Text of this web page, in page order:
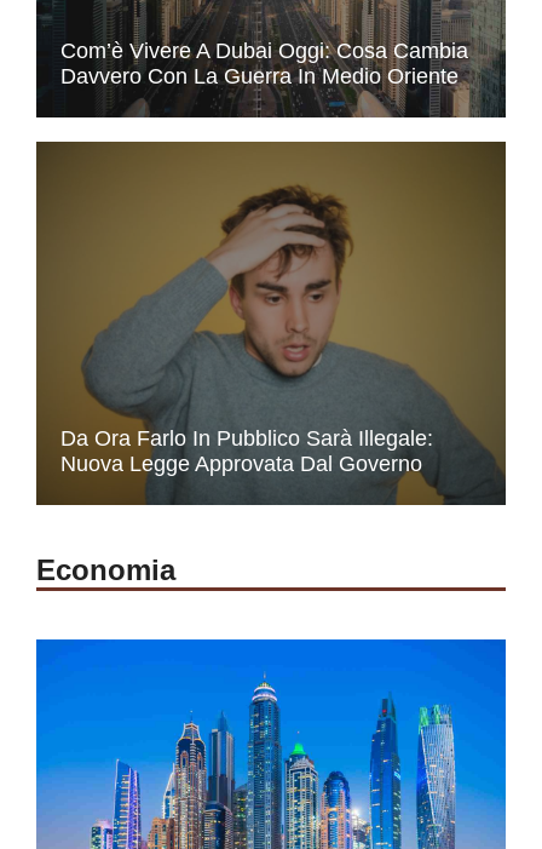
Com’è Vivere A Dubai Oggi: Cosa Cambia
Davvero Con La Guerra In Medio Oriente
Da Ora Farlo In Pubblico Sarà Illegale:
Nuova Legge Approvata Dal Governo
Economia